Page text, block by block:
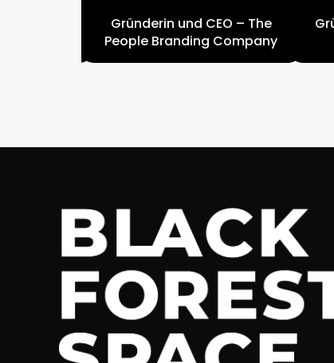
Gründerin und CEO – The
People Branding Company